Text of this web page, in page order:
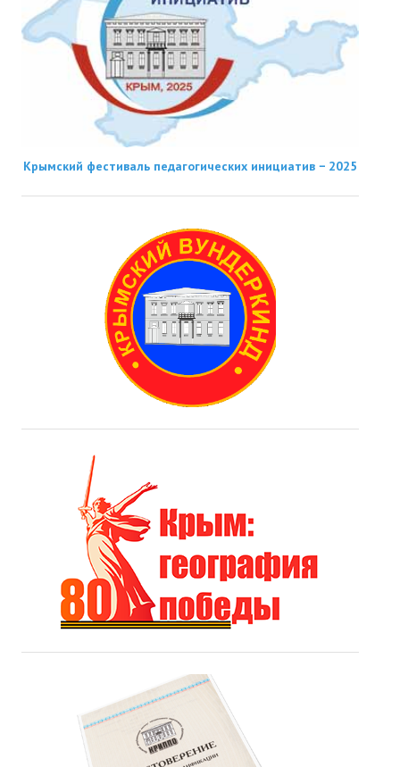
Крымский фестиваль педагогических инициатив − 2025